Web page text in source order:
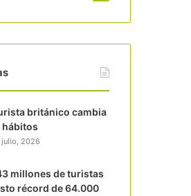
británico cambia
hábitos
julio, 2026
millones de turistas
récord de 64.000